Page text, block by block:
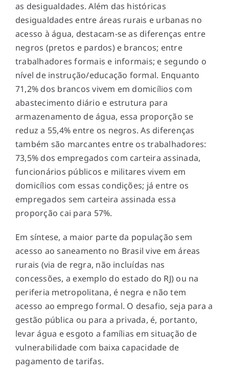
as desigualdades. Além das históricas
desigualdades entre áreas rurais e urbanas no
acesso à água, destacam-se as diferenças entre
negros (pretos e pardos) e brancos; entre
trabalhadores formais e informais; e segundo o
nível de instrução/educação formal. Enquanto
71,2% dos brancos vivem em domicílios com
abastecimento diário e estrutura para
armazenamento de água, essa proporção se
reduz a 55,4% entre os negros. As diferenças
também são marcantes entre os trabalhadores:
73,5% dos empregados com carteira assinada,
funcionários públicos e militares vivem em
domicílios com essas condições; já entre os
empregados sem carteira assinada essa
proporção cai para 57%.
Em síntese, a maior parte da população sem
acesso ao saneamento no Brasil vive em áreas
rurais (via de regra, não incluídas nas
concessões, a exemplo do estado do RJ) ou na
periferia metropolitana, é negra e não tem
acesso ao emprego formal. O desafio, seja para a
gestão pública ou para a privada, é, portanto,
levar água e esgoto a famílias em situação de
vulnerabilidade com baixa capacidade de
pagamento de tarifas.